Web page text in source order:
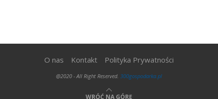
O nas Kontakt Polityka Prywatności
@2020 - All Right Reserved. 300gospodarka.pl
WRÓĆ NA GÓRĘ